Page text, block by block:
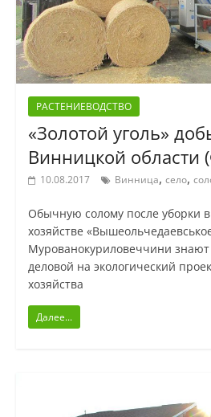
РАСТЕНИЕВОДСТВО
«Золотой уголь»
Винницкой области
10.08.2017 Винница, село,
Обычную солому после уборки
хозяйстве
Мурованокуриловеччини знают
деловой на экологический
хозяйства
Далее...